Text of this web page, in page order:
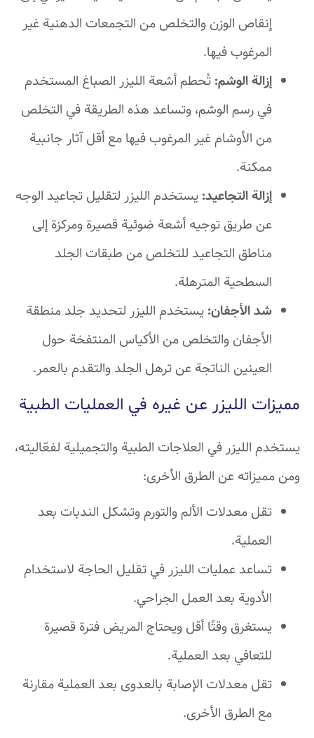
إنقاص الوزن والتخلص من التجمعات الدهنية غير
المرغوب فيها.
إزالة الوشم: تُحطم أشعة الليزر الصباغ المستخدم
في رسم الوشم، وتساعد هذه الطريقة في التخلص
من الأوشام غير المرغوب فيها مع أقل آثار جانبية
ممكنة.
إزالة التجاعيد: يستخدم الليزر لتقليل تجاعيد الوجه
عن طريق توجيه أشعة ضوئية قصيرة ومركزة إلى
مناطق التجاعيد للتخلص من طبقات الجلد
السطحية المترهلة.
شد الأجفان: يستخدم الليزر لتحديد جلد منطقة
الأجفان والتخلص من الأكياس المنتفخة حول
العينين الناتجة عن ترهل الجلد والتقدم بالعمر.
مميزات الليزر عن غيره في العمليات الطبية
يستخدم الليزر في العلاجات الطبية والتجميلية لفعّاليته،
ومن مميزاته عن الطرق الأخرى:
تقل معدلات الألم والتورم وتشكل الندبات بعد
العملية.
تساعد عمليات الليزر في تقليل الحاجة لاستخدام
الأدوية بعد العمل الجراحي.
يستغرق وقتًا أقل ويحتاج المريض فترة قصيرة
للتعافي بعد العملية.
تقل معدلات الإصابة بالعدوى بعد العملية مقارنة
مع الطرق الأخرى.